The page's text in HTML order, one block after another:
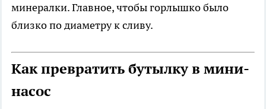
минералки. Главное, чтобы горлышко было
близко по диаметру к сливу.
Как превратить бутылку в мини-
насос